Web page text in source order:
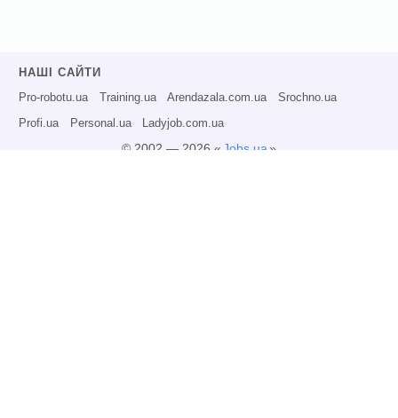
НАШІ САЙТИ
Pro-robotu.ua Training.ua Arendazala.com.ua Srochno.ua
Profi.ua Personal.ua Ladyjob.com.ua
© 2002 — 2026 « Jobs.ua»